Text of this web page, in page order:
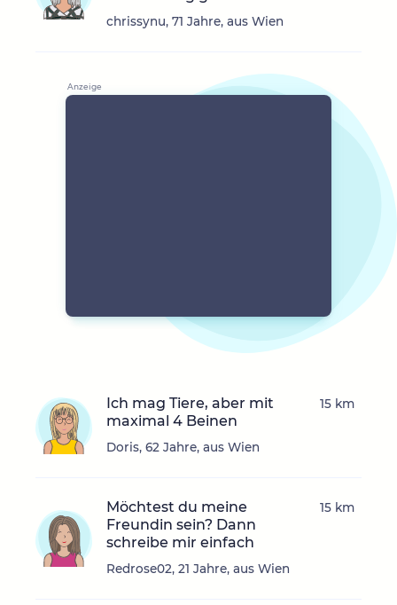
chrissynu, 71 Jahre, aus Wien
Ich mag Tiere, aber mit
maximal 4 Beinen
Doris, 62 Jahre, aus Wien
15 km
Möchtest du meine
Freundin sein? Dann
schreibe mir einfach
Redrose02, 21 Jahre, aus Wien
15 km